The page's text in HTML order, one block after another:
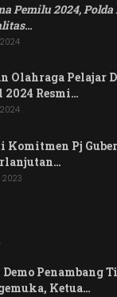
Pemilu 2024,
…
2024
Olahraga Pelajar
2024 Resmi…
Komitmen Pj
2023
Penambang
Ketua…